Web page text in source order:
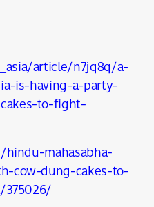
article/n7jq8q/a-
is-having-a-party-
to-fight-
mahasabha-
cow-dung-cakes-to-